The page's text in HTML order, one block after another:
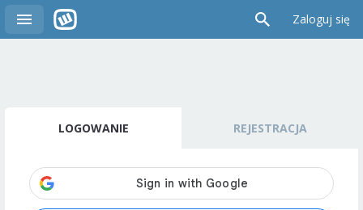
Zaloguj się
LOGOWANIE REJESTRACJA